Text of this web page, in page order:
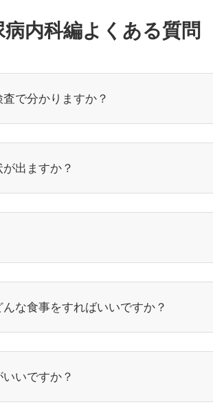
病内科編よくある質問
で分かりますか？
出ますか？
な食事をすればいいですか？
いですか？